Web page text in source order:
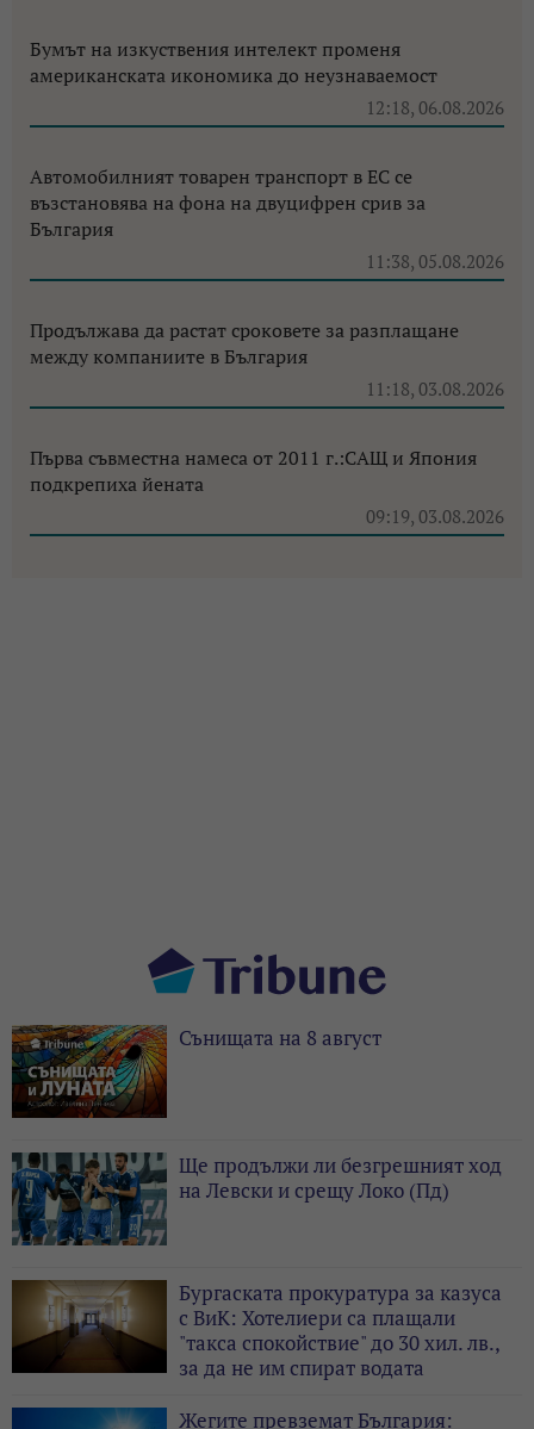
Бумът на изкуствения интелект променя
американската икономика до неузнаваемост
12:18, 06.08.2026
Автомобилният товарен транспорт в ЕС се
възстановява на фона на двуцифрен срив за
България
11:38, 05.08.2026
Продължава да растат сроковете за разплащане
между компаниите в България
11:18, 03.08.2026
Първа съвместна намеса от 2011 г.:САЩ и Япония
подкрепиха йената
09:19, 03.08.2026
Сънищата на 8 август
Ще продължи ли безгрешният ход
на Левски и срещу Локо (Пд)
Бургаската прокуратура за казуса
с ВиК: Хотелиери са плащали
"такса спокойствие" до 30 хил. лв.,
за да не им спират водата
Жегите превземат България: